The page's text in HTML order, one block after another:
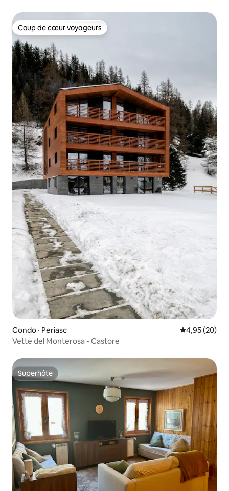
Coup de cœur voyageurs
Coup de cœur voyageurs
Condo · Periasc Note
4,95 (20)
Vette del Monterosa - Castore
Superhôte
Superhôte